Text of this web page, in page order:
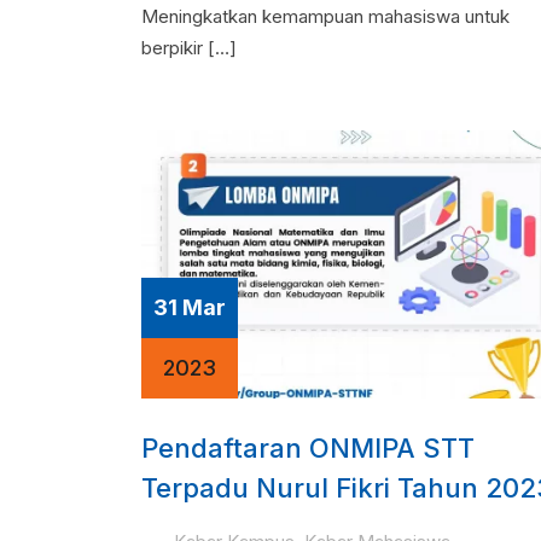
Meningkatkan kemampuan mahasiswa untuk
berpikir […]
31 Mar
2023
Pendaftaran ONMIPA STT
Terpadu Nurul Fikri Tahun